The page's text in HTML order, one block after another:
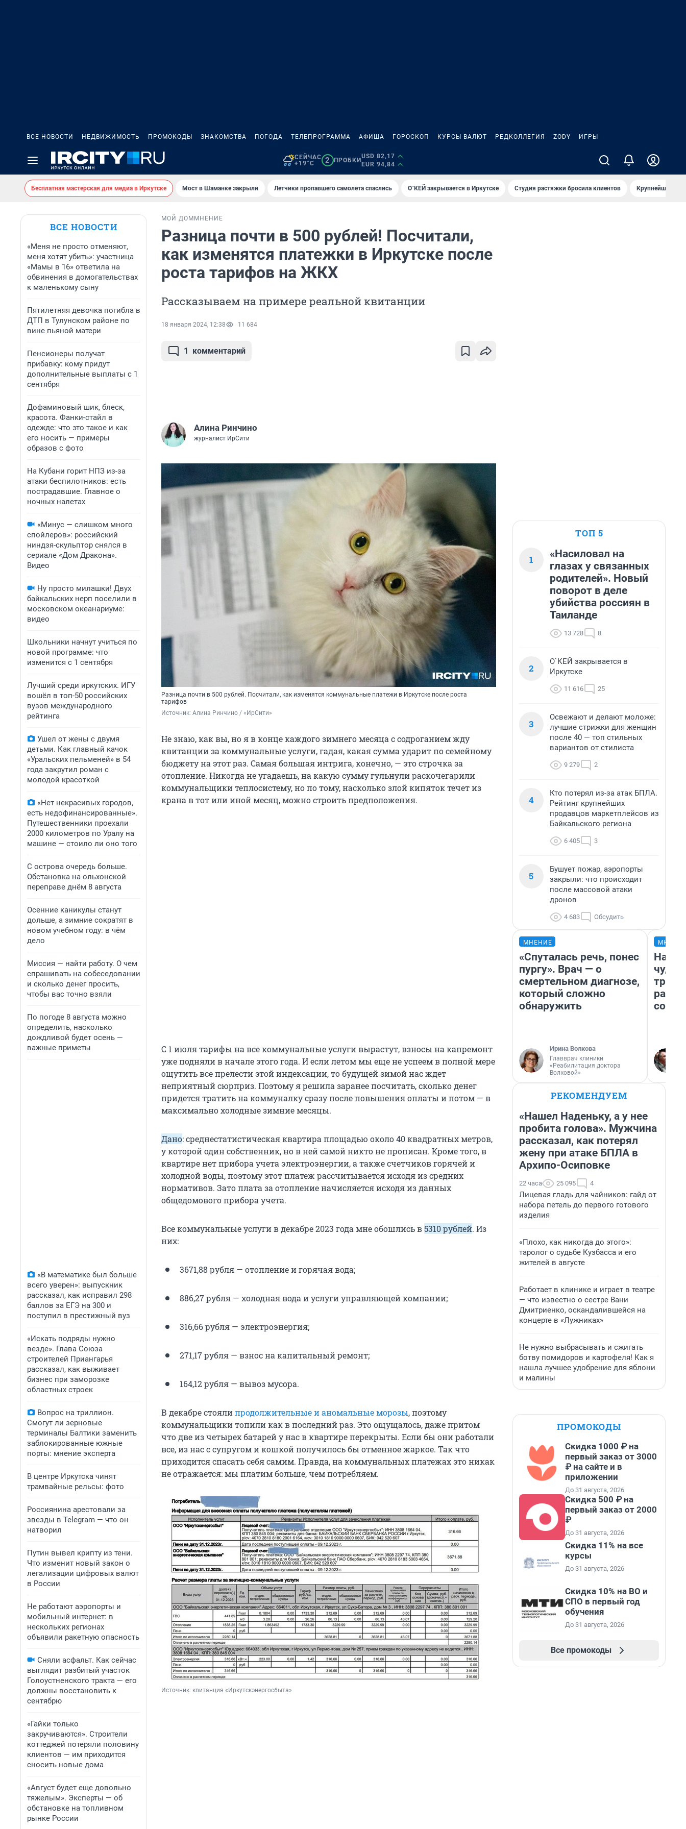
ВСЕ НОВОСТИ НЕДВИЖИМОСТЬ ПРОМОКОДЫ ЗНАКОМСТВА ПОГОДА ТЕЛЕПРОГРАММА АФИША ГОРОСКОП КУРСЫ ВАЛЮТ РЕДКОЛЛЕГИЯ ZODY ИГРЫ
СЕЙЧАС
+19°C
2 ПРОБКИ
USD 82,17
EUR 94,84
Бесплатная мастерская для медиа в Иркутске Мост в Шаманке закрыли Летчики пропавшего самолета спаслись О`КЕЙ закрывается в Иркутске Студия растяжки бросила клиентов Крупнейшие
ВСЕ НОВОСТИ
«Меня не просто отменяют,
меня хотят убить»: участница
«Мамы в 16» ответила на
обвинения в домогательствах
к маленькому сыну
Пятилетняя девочка погибла в
ДТП в Тулунском районе по
вине пьяной матери
Пенсионеры получат
прибавку: кому придут
дополнительные выплаты с 1
сентября
Дофаминовый шик, блеск,
красота. Фанки-стайл в
одежде: что это такое и как
его носить — примеры
образов с фото
На Кубани горит НПЗ из-за
атаки беспилотников: есть
пострадавшие. Главное о
ночных налетах
«Минус — слишком много
спойлеров»: российский
ниндзя-скульптор снялся в
сериале «Дом Дракона».
Видео
Ну просто милашки! Двух
байкальских нерп поселили в
московском океанариуме:
видео
Школьники начнут учиться по
новой программе: что
изменится с 1 сентября
Лучший среди иркутских. ИГУ
вошёл в топ-50 российских
вузов международного
рейтинга
Ушел от жены с двумя
детьми. Как главный качок
«Уральских пельменей» в 54
года закрутил роман с
молодой красоткой
«Нет некрасивых городов,
есть недофинансированные».
Путешественники проехали
2000 километров по Уралу на
машине — стоило ли оно того
С острова очередь больше.
Обстановка на ольхонской
переправе днём 8 августа
Осенние каникулы станут
дольше, а зимние сократят в
новом учебном году: в чём
дело
Миссия — найти работу. О чем
спрашивать на собеседовании
и сколько денег просить,
чтобы вас точно взяли
По погоде 8 августа можно
определить, насколько
дождливой будет осень —
важные приметы
«В математике был больше
всего уверен»: выпускник
рассказал, как исправил 298
баллов за ЕГЭ на 300 и
поступил в престижный вуз
«Искать подряды нужно
везде». Глава Союза
строителей Приангарья
рассказал, как выживает
бизнес при заморозке
областных строек
Вопрос на триллион.
Смогут ли зерновые
терминалы Балтики заменить
заблокированные южные
порты: мнение эксперта
В центре Иркутска чинят
трамвайные рельсы: фото
Россиянина арестовали за
звезды в Telegram — что он
натворил
Путин вывел крипту из тени.
Что изменит новый закон о
легализации цифровых валют
в России
Не работают аэропорты и
мобильный интернет: в
нескольких регионах
объявили ракетную опасность
Сняли асфальт. Как сейчас
выглядит разбитый участок
Голоустненского тракта — его
должны восстановить к
сентябрю
«Гайки только
закручиваются». Строители
коттеджей потеряли половину
клиентов — им приходится
сносить новые дома
«Август будет еще довольно
тяжелым». Эксперты — об
обстановке на топливном
рынке России
МОЙ ДОМ МНЕНИЕ
Разница почти в 500 рублей! Посчитали,
как изменятся платежки в Иркутске после
роста тарифов на ЖКХ
Рассказываем на примере реальной квитанции
18 января 2024, 12:38 11 684
1 комментарий
Алина Ринчино
журналист ИрСити
Разница почти в 500 рублей. Посчитали, как изменятся коммунальные платежи в Иркутске после роста
тарифов
Источник: Алина Ринчино / «ИрСити»
Не знаю, как вы, но я в конце каждого зимнего месяца с содроганием жду
квитанции за коммунальные услуги, гадая, какая сумма ударит по семейному
бюджету на этот раз. Самая большая интрига, конечно, — это строчка за
отопление. Никогда не угадаешь, на какую суммугульнулираскочегарили
коммунальщики теплосистему, но по тому, насколько злой кипяток течет из
крана в тот или иной месяц, можно строить предположения.
С 1 июля тарифы на все коммунальные услуги вырастут, взносы на капремонт
уже подняли в начале этого года. И если летом мы еще не успеем в полной мере
ощутить все прелести этой индексации, то будущей зимой нас ждет
неприятный сюрприз. Поэтому я решила заранее посчитать, сколько денег
придется тратить на коммуналку сразу после повышения оплаты и потом — в
максимально холодные зимние месяцы.
Дано: среднестатистическая квартира площадью около 40 квадратных метров,
у которой один собственник, но в ней самой никто не прописан. Кроме того, в
квартире нет прибора учета электроэнергии, а также счетчиков горячей и
холодной воды, поэтому этот платеж рассчитывается исходя из средних
нормативов. Зато плата за отопление начисляется исходя из данных
общедомового прибора учета.
Все коммунальные услуги в декабре 2023 года мне обошлись в5310 рублей. Из
них:
3671,88 рубля — отопление и горячая вода;
886,27 рубля — холодная вода и услуги управляющей компании;
316,66 рубля — электроэнергия;
271,17 рубля — взнос на капитальный ремонт;
164,12 рубля — вывоз мусора.
В декабре стоялипродолжительные и аномальные морозы, поэтому
коммунальщики топили как в последний раз. Это ощущалось, даже притом
что две из четырех батарей у нас в квартире перекрыты. Если бы они работали
все, из нас с супругом и кошкой получилось бы отменное жаркое. Так что
приходится спасать себя самим. Правда, на коммунальных платежах это никак
не отражается: мы платим больше, чем потребляем.
Источник: квитанция «Иркутскэнергосбыта»
ТОП 5
1
«Насиловал на
глазах у связанных
родителей». Новый
поворот в деле
убийства россиян в
Таиланде
13 728 8
2
О`КЕЙ закрывается в
Иркутске
11 616 25
3
Освежают и делают моложе:
лучшие стрижки для женщин
после 40 — топ стильных
вариантов от стилиста
9 279 2
4
Кто потерял из-за атак БПЛА.
Рейтинг крупнейших
продавцов маркетплейсов из
Байкальского региона
6 405 3
5
Бушует пожар, аэропорты
закрыли: что происходит
после массовой атаки
дронов
4 683 Обсудить
МНЕНИЕ
«Спуталась речь, понес
пургу». Врач — о
смертельном диагнозе,
который сложно
обнаружить
Ирина Волкова
Главврач клиники
«Реабилитация доктора
Волковой»
РЕКОМЕНДУЕМ
«Нашел Наденьку, а у нее
пробита голова». Мужчина
рассказал, как потерял
жену при атаке БПЛА в
Архипо-Осиповке
22 часа 25 095 4
Лицевая гладь для чайников: гайд от
набора петель до первого готового
изделия
«Плохо, как никогда до этого»:
таролог о судьбе Кузбасса и его
жителей в августе
Работает в клинике и играет в театре
— что известно о сестре Вани
Дмитриенко, оскандалившейся на
концерте в «Лужниках»
Не нужно выбрасывать и сжигать
ботву помидоров и картофеля! Как я
нашла лучшее удобрение для яблони
и малины
ПРОМОКОДЫ
Скидка 1000 ₽ на
первый заказ от 3000
₽ на сайте и в
приложении
До 31 августа, 2026
Скидка 500 ₽ на
первый заказ от 2000
₽
До 31 августа, 2026
Скидка 11% на все
курсы
До 31 августа, 2026
Скидка 10% на ВО и
СПО в первый год
обучения
До 31 августа, 2026
Все промокоды